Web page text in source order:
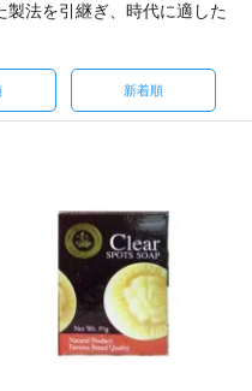
製法を引継ぎ、時代に適した
新着順